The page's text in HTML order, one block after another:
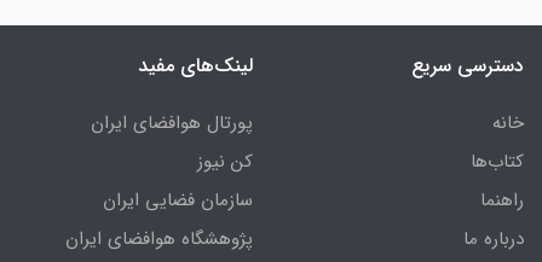
دسترسی سریع
خانه
کتاب‌ها
راهنما
درباره ما
لینک‌های مفید
پورتال هوافضای ایران
کن نیوز
سازمان فضایی ایران
پژوهشگاه هوافضای ایران